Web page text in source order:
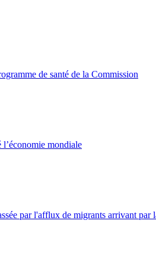
de santé de la Commission
mondiale
par l'afflux de migrants arrivant par